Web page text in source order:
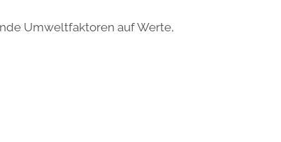
Umweltfaktoren auf Werte,